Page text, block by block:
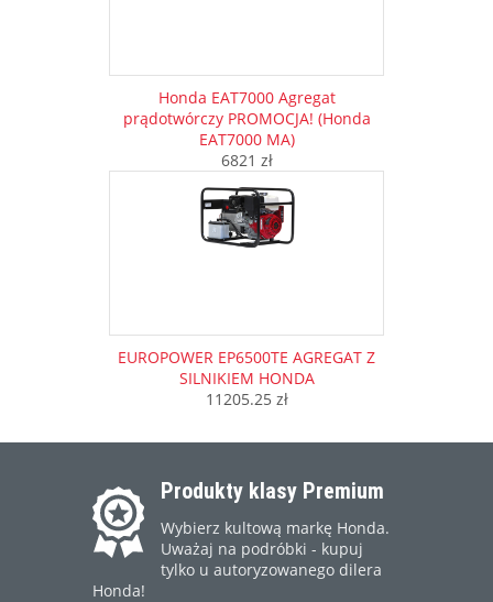
Honda EAT7000 Agregat
prądotwórczy PROMOCJA! (Honda
EAT7000 MA)
6821 zł
EUROPOWER EP6500TE AGREGAT Z
SILNIKIEM HONDA
11205.25 zł
Produkty klasy Premium
Wybierz kultową markę Honda.
Uważaj na podróbki - kupuj
tylko u autoryzowanego dilera
Honda!